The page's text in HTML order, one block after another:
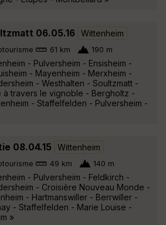
06.05.16 Wittenheim
61 km 190 m
- Pulversheim - Ensisheim -
- Mayenheim - Merxheim -
- Westhalten - Soultzmatt -
à travers le vignoble - Bergholtz -
- Staffelfelden - Pulversheim -
08.04.15 Wittenheim
49 km 140 m
- Pulversheim - Feldkirch -
- Croisière Nouveau Monde -
- Hartmanswiller - Berrwiller -
- Staffelfelden - Marie Louise -
»